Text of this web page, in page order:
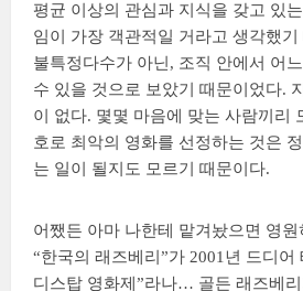
평균 이상의 관심과 지식을 갖고 있
임이 가장 객관적일 거라고 생각했
불특정다수가 아닌, 조직 안에서 어
수 있을 것으로 보았기 때문이었다.
이 없다. 몇몇 마음에 맞는 사람끼리
호로 최악의 영화를 선정하는 것은
는 일이 될지도 모르기 때문이다.
어쨌든 아마 나한테 맡겨놨으면 영
“한국의 래즈베리”가 2001년 드디어
디스탑 영화제”라나… 골든 래즈베